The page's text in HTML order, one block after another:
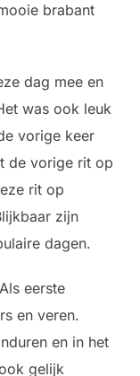
brabant
dag mee en
was ook leuk
vorige keer
de vorige rit op
rit op
zijn
dagen.
eerste
en veren.
en in het
gelijk